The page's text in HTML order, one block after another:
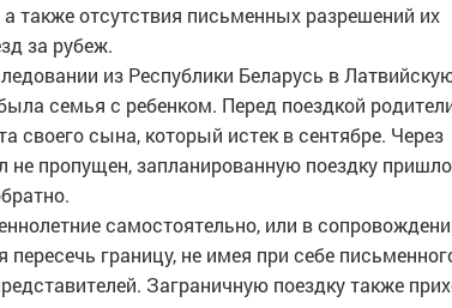
также отсутствия письменных разрешений их
за рубеж.
из Республики Беларусь в
семья с ребенком. Перед поездкой
своего сына, который истек в сентябре. Через
не пропущен, запланированную поездку
самостоятельно, или в
границу, не имея при себе
Заграничную поездку также